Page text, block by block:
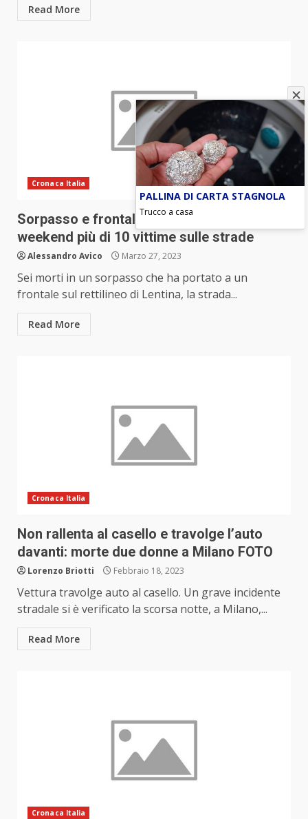
Read More
Cronaca Italia
Sorpasso e frontale in Sicilia: sei morti. Nel
weekend più di 10 vittime sulle strade
Alessandro Avico Marzo 27, 2023
Sei morti in un sorpasso che ha portato a un
frontale sul rettilineo di Lentina, la strada...
Read More
Cronaca Italia
Non rallenta al casello e travolge l’auto
davanti: morte due donne a Milano FOTO
Lorenzo Briotti Febbraio 18, 2023
Vettura travolge auto al casello. Un grave incidente
stradale si è verificato la scorsa notte, a Milano,...
Read More
Cronaca Italia
PALLINA DI CARTA STAGNOLA
Trucco a casa